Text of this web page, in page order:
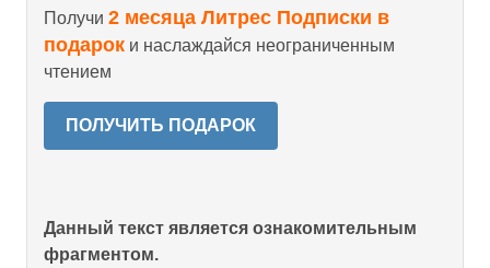
Получи 2 месяца Литрес Подписки в
подарок и наслаждайся неограниченным
чтением
ПОЛУЧИТЬ ПОДАРОК
Данный текст является ознакомительным
фрагментом.